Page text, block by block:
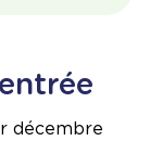
décembre